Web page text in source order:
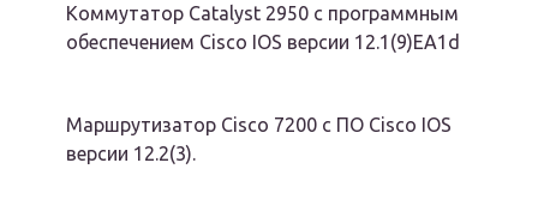
Коммутатор Catalyst 2950 с программным
обеспечением Cisco IOS версии 12.1(9)EA1d
Маршрутизатор Cisco 7200 с ПО Cisco IOS
версии 12.2(3).